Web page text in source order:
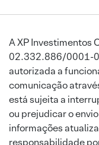
A XP Investimentos
02.332.886/0001-
autorizada a
comunicação
está sujeita a
ou prejudicar o
informações